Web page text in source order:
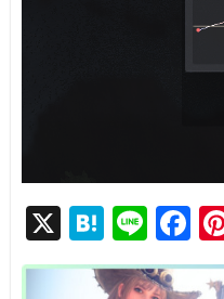
X H
at
Li
n
F
a